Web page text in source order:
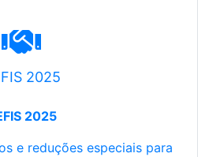
2025
2025
e reduções especiais para